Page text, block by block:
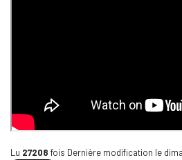
Lu 27208 fois Dernière modification le